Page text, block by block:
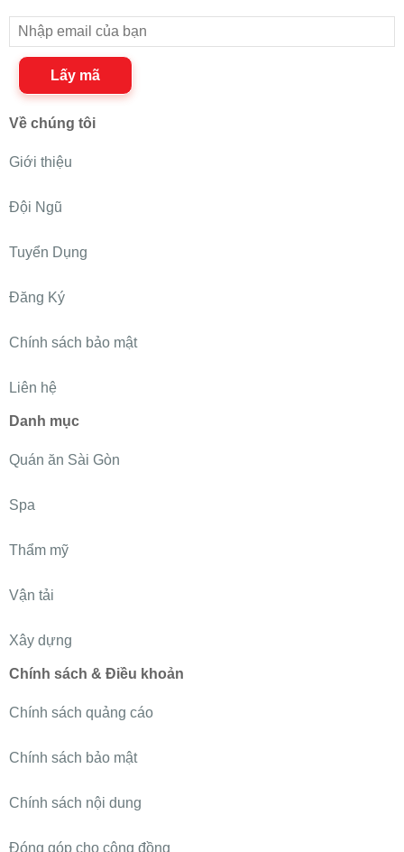
Lấy mã
Về chúng tôi
Giới thiệu
Đội Ngũ
Tuyển Dụng
Đăng Ký
Chính sách bảo mật
Liên hệ
Danh mục
Quán ăn Sài Gòn
Spa
Thẩm mỹ
Vận tải
Xây dựng
Chính sách & Điều khoản
Chính sách quảng cáo
Chính sách bảo mật
Chính sách nội dung
Đóng góp cho cộng đồng